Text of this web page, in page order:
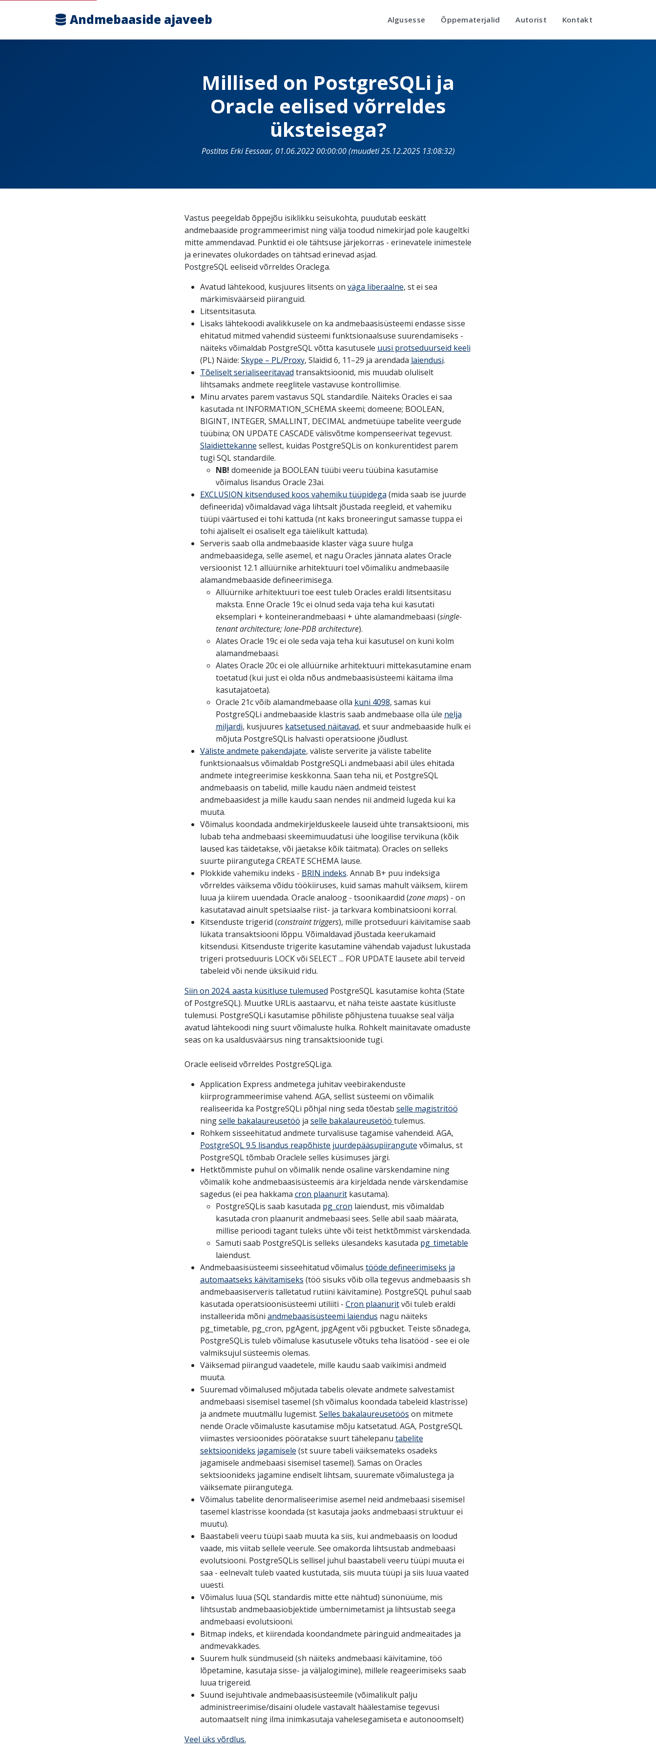
Andmebaaside ajaveeb Algusesse Õppematerjalid Autorist Kontakt
Millised on PostgreSQLi ja
Oracle eelised võrreldes
üksteisega?
Postitas Erki Eessaar, 01.06.2022 00:00:00 (muudeti 25.12.2025 13:08:32)
Vastus peegeldab õppejõu isiklikku seisukohta, puudutab eeskätt
andmebaaside programmeerimist ning välja toodud nimekirjad pole kaugeltki
mitte ammendavad. Punktid ei ole tähtsuse järjekorras - erinevatele inimestele
ja erinevates olukordades on tähtsad erinevad asjad.
PostgreSQL eeliseid võrreldes Oraclega.
Avatud lähtekood, kusjuures litsents on väga liberaalne, st ei sea
märkimisväärseid piiranguid.
Litsentsitasuta.
Lisaks lähtekoodi avalikkusele on ka andmebaasisüsteemi endasse sisse
ehitatud mitmed vahendid süsteemi funktsionaalsuse suurendamiseks -
näiteks võimaldab PostgreSQL võtta kasutusele uusi protseduurseid keeli
(PL) Näide: Skype – PL/Proxy, Slaidid 6, 11–29 ja arendada laiendusi.
Tõeliselt serialiseeritavad transaktsioonid, mis muudab oluliselt
lihtsamaks andmete reeglitele vastavuse kontrollimise.
Minu arvates parem vastavus SQL standardile. Näiteks Oracles ei saa
kasutada nt INFORMATION_SCHEMA skeemi; domeene; BOOLEAN,
BIGINT, INTEGER, SMALLINT, DECIMAL andmetüüpe tabelite veergude
tüübina; ON UPDATE CASCADE välisvõtme kompenseerivat tegevust.
Slaidiettekanne sellest, kuidas PostgreSQLis on konkurentidest parem
tugi SQL standardile.
NB! domeenide ja BOOLEAN tüübi veeru tüübina kasutamise
võimalus lisandus Oracle 23ai.
EXCLUSION kitsendused koos vahemiku tüüpidega (mida saab ise juurde
defineerida) võimaldavad väga lihtsalt jõustada reegleid, et vahemiku
tüüpi väärtused ei tohi kattuda (nt kaks broneeringut samasse tuppa ei
tohi ajaliselt ei osaliselt ega täielikult kattuda).
Serveris saab olla andmebaaside klaster väga suure hulga
andmebaasidega, selle asemel, et nagu Oracles jännata alates Oracle
versioonist 12.1 allüürnike arhitektuuri toel võimaliku andmebaasile
alamandmebaaside defineerimisega.
Allüürnike arhitektuuri toe eest tuleb Oracles eraldi litsentsitasu
maksta. Enne Oracle 19c ei olnud seda vaja teha kui kasutati
eksemplari + konteinerandmebaasi + ühte alamandmebaasi (single-
tenant architecture; lone‑PDB architecture).
Alates Oracle 19c ei ole seda vaja teha kui kasutusel on kuni kolm
alamandmebaasi.
Alates Oracle 20c ei ole allüürnike arhitektuuri mittekasutamine enam
toetatud (kui just ei olda nõus andmebaasisüsteemi käitama ilma
kasutajatoeta).
Oracle 21c võib alamandmebaase olla kuni 4098, samas kui
PostgreSQLi andmebaaside klastris saab andmebaase olla üle nelja
miljardi, kusjuures katsetused näitavad, et suur andmebaaside hulk ei
mõjuta PostgreSQLis halvasti operatsioone jõudlust.
Väliste andmete pakendajate, väliste serverite ja väliste tabelite
funktsionaalsus võimaldab PostgreSQLi andmebaasi abil üles ehitada
andmete integreerimise keskkonna. Saan teha nii, et PostgreSQL
andmebaasis on tabelid, mille kaudu näen andmeid teistest
andmebaasidest ja mille kaudu saan nendes nii andmeid lugeda kui ka
muuta.
Võimalus koondada andmekirjelduskeele lauseid ühte transaktsiooni, mis
lubab teha andmebaasi skeemimuudatusi ühe loogilise tervikuna (kõik
laused kas täidetakse, või jäetakse kõik täitmata). Oracles on selleks
suurte piirangutega CREATE SCHEMA lause.
Plokkide vahemiku indeks - BRIN indeks. Annab B+ puu indeksiga
võrreldes väiksema võidu töökiiruses, kuid samas mahult väiksem, kiirem
luua ja kiirem uuendada. Oracle analoog - tsoonikaardid (zone maps) - on
kasutatavad ainult spetsiaalse riist- ja tarkvara kombinatsiooni korral.
Kitsenduste trigerid (constraint triggers), mille protseduuri käivitamise saab
lükata transaktsiooni lõppu. Võimaldavad jõustada keerukamaid
kitsendusi. Kitsenduste trigerite kasutamine vähendab vajadust lukustada
trigeri protseduuris LOCK või SELECT ... FOR UPDATE lausete abil terveid
tabeleid või nende üksikuid ridu.
Siin on 2024. aasta küsitluse tulemused PostgreSQL kasutamise kohta (State
of PostgreSQL). Muutke URLis aastaarvu, et näha teiste aastate küsitluste
tulemusi. PostgreSQLi kasutamise põhiliste põhjustena tuuakse seal välja
avatud lähtekoodi ning suurt võimaluste hulka. Rohkelt mainitavate omaduste
seas on ka usaldusväärsus ning transaktsioonide tugi.
Oracle eeliseid võrreldes PostgreSQLiga.
Application Express andmetega juhitav veebirakenduste
kiirprogrammeerimise vahend. AGA, sellist süsteemi on võimalik
realiseerida ka PostgreSQLi põhjal ning seda tõestab selle magistritöö
ningselle bakalaureusetöö ja selle bakalaureusetöö tulemus.
Rohkem sisseehitatud andmete turvalisuse tagamise vahendeid. AGA,
PostgreSQL 9.5 lisandus reapõhiste juurdepääsupiirangute võimalus, st
PostgreSQL tõmbab Oraclele selles küsimuses järgi.
Hetktõmmiste puhul on võimalik nende osaline värskendamine ning
võimalik kohe andmebaasisüsteemis ära kirjeldada nende värskendamise
sagedus (ei pea hakkama cron plaanuritkasutama).
PostgreSQLis saab kasutada pg_cron laiendust, mis võimaldab
kasutada cron plaanurit andmebaasi sees. Selle abil saab määrata,
millise perioodi tagant tuleks ühte või teist hetktõmmist värskendada.
Samuti saab PostgreSQLis selleks ülesandeks kasutada pg_timetable
laiendust.
Andmebaasisüsteemi sisseehitatud võimalus tööde defineerimiseks ja
automaatseks käivitamiseks (töö sisuks võib olla tegevus andmebaasis sh
andmebaasiserveris talletatud rutiini käivitamine). PostgreSQL puhul saab
kasutada operatsioonisüsteemi utiliiti - Cron plaanuritvõi tuleb eraldi
installeerida mõni andmebaasisüsteemi laiendus nagu näiteks
pg_timetable, pg_cron, pgAgent, jpgAgent või pgbucket. Teiste sõnadega,
PostgreSQLis tuleb võimaluse kasutusele võtuks teha lisatööd - see ei ole
valmiksujul süsteemis olemas.
Väiksemad piirangud vaadetele, mille kaudu saab vaikimisi andmeid
muuta.
Suuremad võimalused mõjutada tabelis olevate andmete salvestamist
andmebaasi sisemisel tasemel (sh võimalus koondada tabeleid klastrisse)
ja andmete muutmällu lugemist. Selles bakalaureusetöös on mitmete
nende Oracle võimaluste kasutamise mõju katsetatud. AGA, PostgreSQL
viimastes versioonides pööratakse suurt tähelepanu tabelite
sektsioonideks jagamisele (st suure tabeli väiksemateks osadeks
jagamisele andmebaasi sisemisel tasemel). Samas on Oracles
sektsioonideks jagamine endiselt lihtsam, suuremate võimalustega ja
väiksemate piirangutega.
Võimalus tabelite denormaliseerimise asemel neid andmebaasi sisemisel
tasemel klastrisse koondada (st kasutaja jaoks andmebaasi struktuur ei
muutu).
Baastabeli veeru tüüpi saab muuta ka siis, kui andmebaasis on loodud
vaade, mis viitab sellele veerule. See omakorda lihtsustab andmebaasi
evolutsiooni. PostgreSQLis sellisel juhul baastabeli veeru tüüpi muuta ei
saa - eelnevalt tuleb vaated kustutada, siis muuta tüüpi ja siis luua vaated
uuesti.
Võimalus luua (SQL standardis mitte ette nähtud) sünonüüme, mis
lihtsustab andmebaasiobjektide ümbernimetamist ja lihtsustab seega
andmebaasi evolutsiooni.
Bitmap indeks, et kiirendada koondandmete päringuid andmeaitades ja
andmevakkades.
Suurem hulk sündmuseid (sh näiteks andmebaasi käivitamine, töö
lõpetamine, kasutaja sisse- ja väljalogimine), millele reageerimiseks saab
luua trigereid.
Suund isejuhtivale andmebaasisüsteemile (võimalikult palju
administreerimise/disaini oludele vastavalt häälestamise tegevusi
automaatselt ning ilma inimkasutaja vahelesegamiseta e autonoomselt)
Veel üks võrdlus.